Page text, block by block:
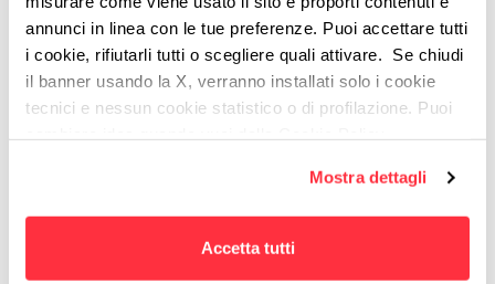
annunci in linea con le tue preferenze. Puoi accettare tutti
i cookie, rifiutarli tutti o scegliere quali attivare. Se chiudi
il banner usando la X, verranno installati solo i cookie
tecnici e nessun cookie statistico o di profilazione. Puoi
Mostra dettagli
Accetta tutti
Sull'autore,Elisa Mondino
Social Media
Strategist & Digital Storyteller
Ha studiato filosofia, ha imparato che molte cose dipendono
da come le racconti. In Domino è digital storyteller. Fuori